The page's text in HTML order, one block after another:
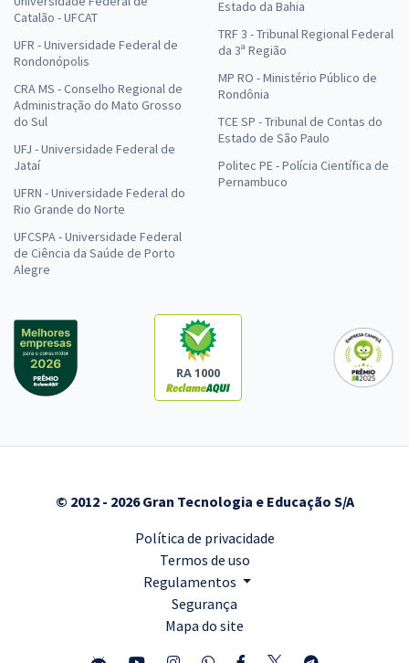
Catalão - UFCAT
UFR - Universidade Federal de
Rondonópolis
CRA MS - Conselho Regional de
Administração do Mato Grosso
do Sul
UFJ - Universidade Federal de
Jataí
UFRN - Universidade Federal do
Rio Grande do Norte
UFCSPA - Universidade Federal
de Ciência da Saúde de Porto
Alegre
Estado da Bahia
TRF 3 - Tribunal Regional Federal
da 3ª Região
MP RO - Ministério Público de
Rondônia
TCE SP - Tribunal de Contas do
Estado de São Paulo
Politec PE - Polícia Científica de
Pernambuco
RA 1000
© 2012 - 2026 Gran Tecnologia e Educação S/A
Política de privacidade
Termos de uso
Regulamentos
Segurança
Mapa do site